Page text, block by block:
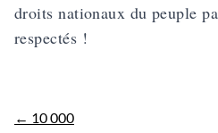
droits nationaux du peuple
respectés !
← 10 000